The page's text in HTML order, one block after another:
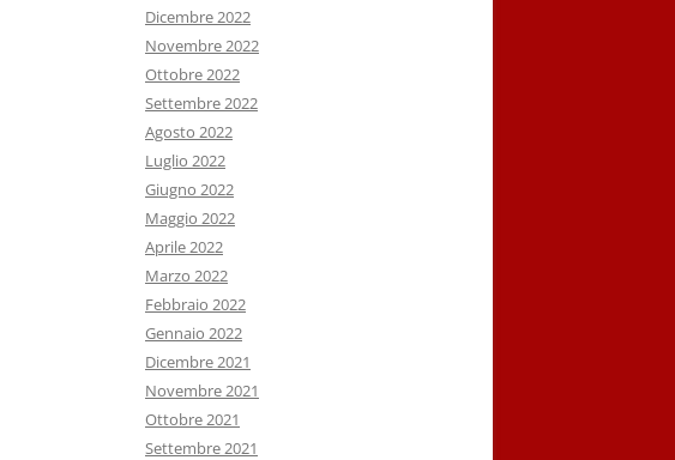
Dicembre 2022
Novembre 2022
Ottobre 2022
Settembre 2022
Agosto 2022
Luglio 2022
Giugno 2022
Maggio 2022
Aprile 2022
Marzo 2022
Febbraio 2022
Gennaio 2022
Dicembre 2021
Novembre 2021
Ottobre 2021
Settembre 2021